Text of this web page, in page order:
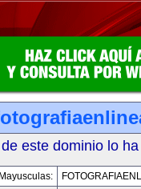
este dominio lo
Mayusculas: